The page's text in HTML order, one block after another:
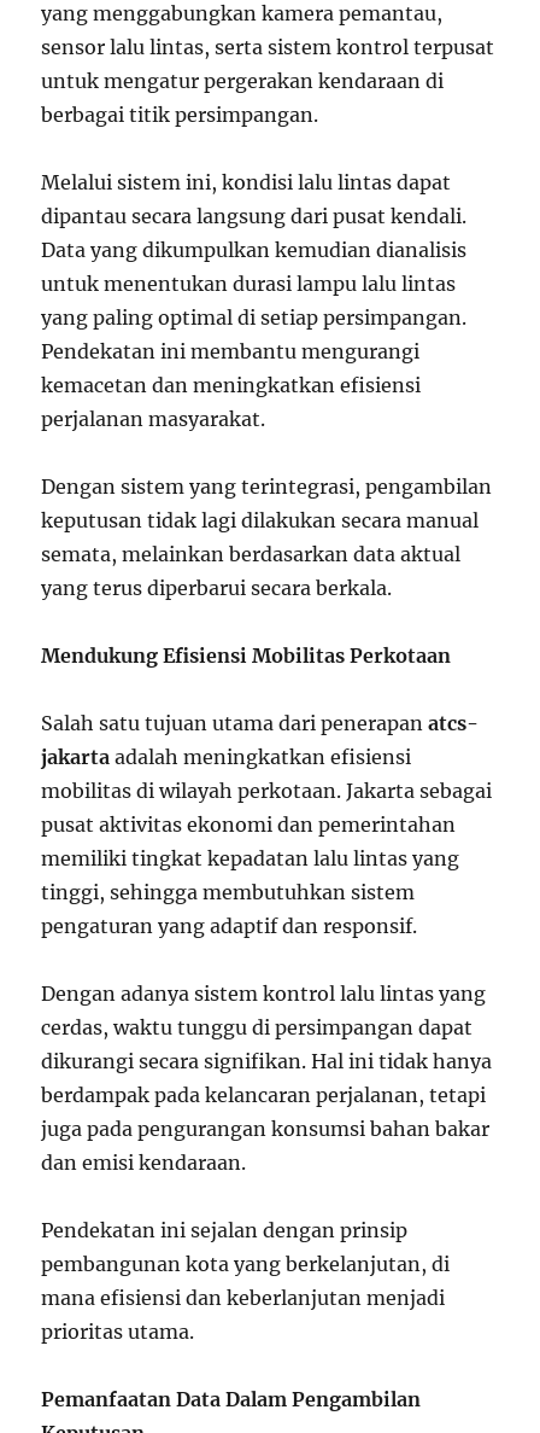
yang menggabungkan kamera pemantau,
sensor lalu lintas, serta sistem kontrol terpusat
untuk mengatur pergerakan kendaraan di
berbagai titik persimpangan.
Melalui sistem ini, kondisi lalu lintas dapat
dipantau secara langsung dari pusat kendali.
Data yang dikumpulkan kemudian dianalisis
untuk menentukan durasi lampu lalu lintas
yang paling optimal di setiap persimpangan.
Pendekatan ini membantu mengurangi
kemacetan dan meningkatkan efisiensi
perjalanan masyarakat.
Dengan sistem yang terintegrasi, pengambilan
keputusan tidak lagi dilakukan secara manual
semata, melainkan berdasarkan data aktual
yang terus diperbarui secara berkala.
Mendukung Efisiensi Mobilitas Perkotaan
Salah satu tujuan utama dari penerapanatcs-
jakarta adalah meningkatkan efisiensi
mobilitas di wilayah perkotaan. Jakarta sebagai
pusat aktivitas ekonomi dan pemerintahan
memiliki tingkat kepadatan lalu lintas yang
tinggi, sehingga membutuhkan sistem
pengaturan yang adaptif dan responsif.
Dengan adanya sistem kontrol lalu lintas yang
cerdas, waktu tunggu di persimpangan dapat
dikurangi secara signifikan. Hal ini tidak hanya
berdampak pada kelancaran perjalanan, tetapi
juga pada pengurangan konsumsi bahan bakar
dan emisi kendaraan.
Pendekatan ini sejalan dengan prinsip
pembangunan kota yang berkelanjutan, di
mana efisiensi dan keberlanjutan menjadi
prioritas utama.
Pemanfaatan Data Dalam Pengambilan